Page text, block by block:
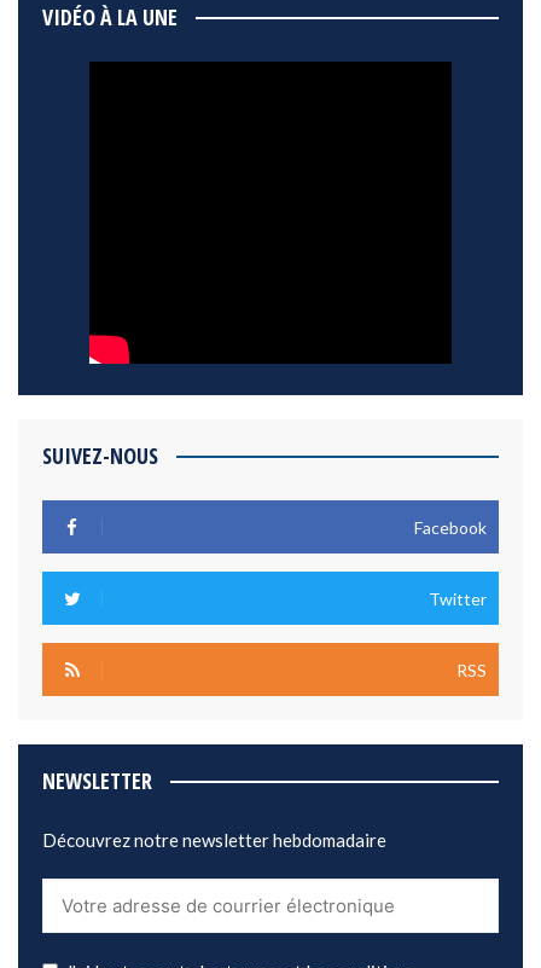
VIDÉO À LA UNE
SUIVEZ-NOUS
Facebook
Twitter
RSS
NEWSLETTER
Découvrez notre newsletter hebdomadaire